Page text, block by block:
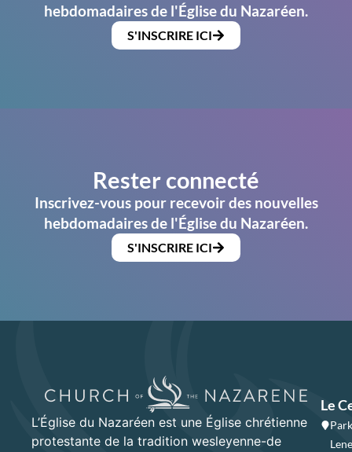
hebdomadaires de l'Église du Nazaréen.
S'INSCRIRE ICI
Rester connecté
Inscrivez-vous pour recevoir des nouvelles
hebdomadaires de l'Église du Nazaréen.
S'INSCRIRE ICI
L’Église du Nazaréen est une Église chrétienne
protestante de la tradition wesleyenne-de
Le